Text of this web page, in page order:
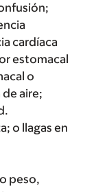
cardíaca
estomacal
o
aire;
o llagas en
peso,